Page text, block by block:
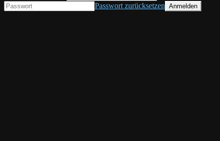
Passwort zurücksetzen